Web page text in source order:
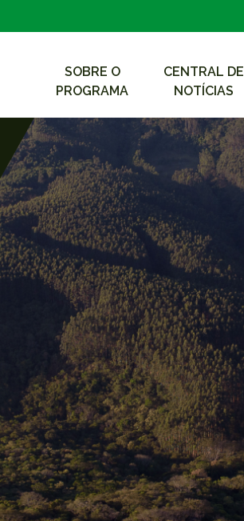
SOBRE O
PROGRAMA
CENTRAL DE
NOTÍCIAS